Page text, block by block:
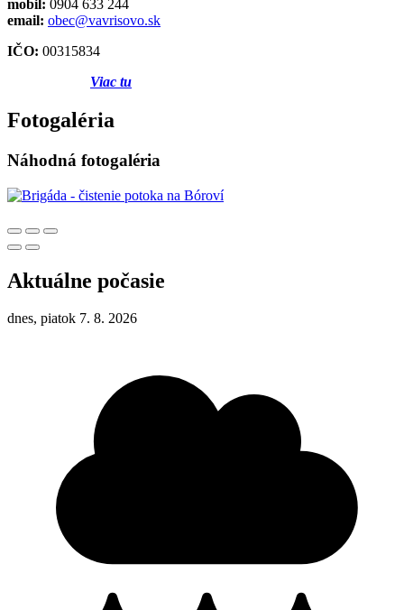
mobil: 0904 633 244
email: obec@vavrisovo.sk
IČO: 00315834
Viac tu
Fotogaléria
Náhodná fotogaléria
Aktuálne počasie
dnes, piatok 7. 8. 2026